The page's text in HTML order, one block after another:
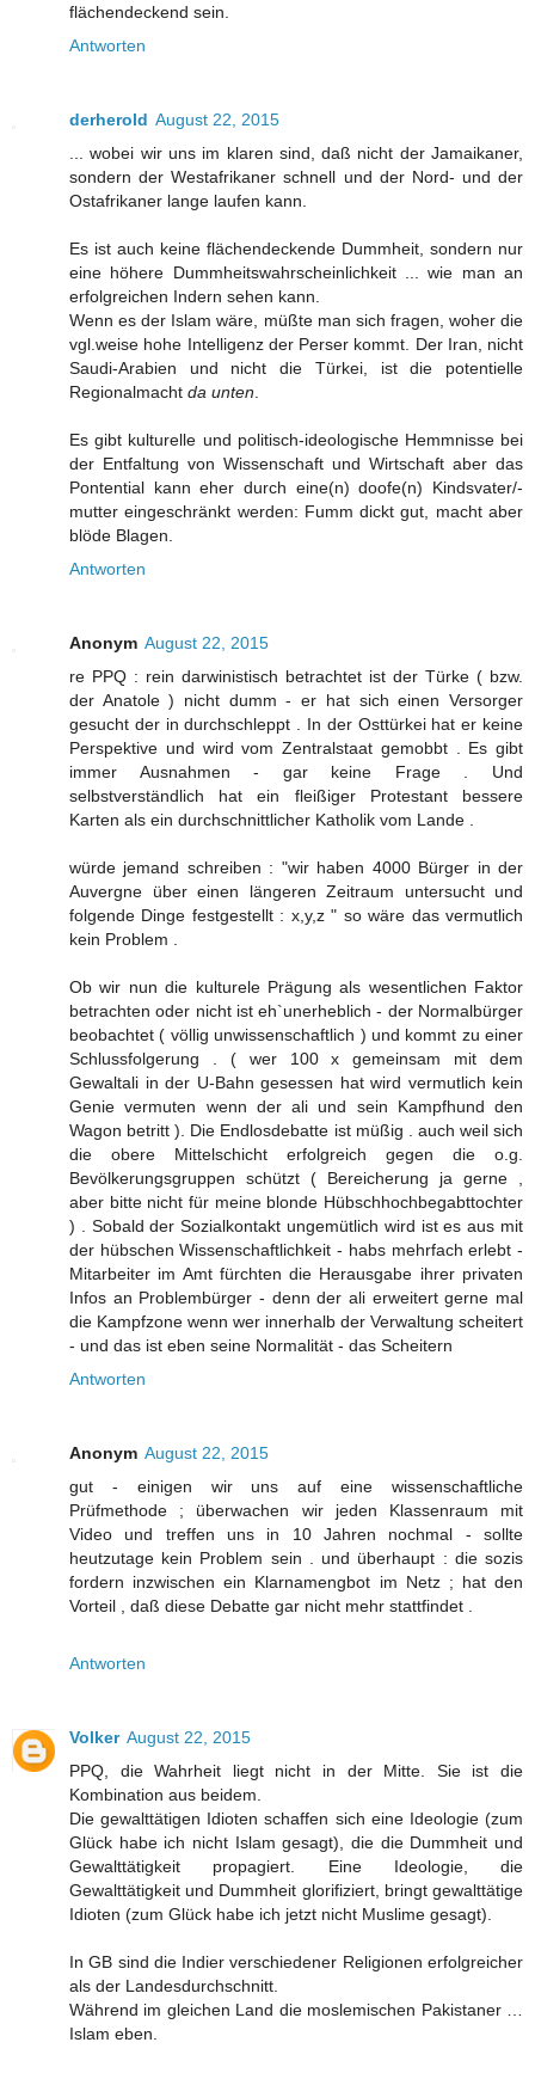
flächendeckend sein.
Antworten
derherold August 22, 2015
... wobei wir uns im klaren sind, daß nicht der Jamaikaner,
sondern der Westafrikaner schnell und der Nord- und der
Ostafrikaner lange laufen kann.
Es ist auch keine flächendeckende Dummheit, sondern nur
eine höhere Dummheitswahrscheinlichkeit ... wie man an
erfolgreichen Indern sehen kann.
Wenn es der Islam wäre, müßte man sich fragen, woher die
vgl.weise hohe Intelligenz der Perser kommt. Der Iran, nicht
Saudi-Arabien und nicht die Türkei, ist die potentielle
Regionalmacht da unten.
Es gibt kulturelle und politisch-ideologische Hemmnisse bei
der Entfaltung von Wissenschaft und Wirtschaft aber das
Pontential kann eher durch eine(n) doofe(n) Kindsvater/-
mutter eingeschränkt werden: Fumm dickt gut, macht aber
blöde Blagen.
Antworten
Anonym August 22, 2015
re PPQ : rein darwinistisch betrachtet ist der Türke ( bzw.
der Anatole ) nicht dumm - er hat sich einen Versorger
gesucht der in durchschleppt . In der Osttürkei hat er keine
Perspektive und wird vom Zentralstaat gemobbt . Es gibt
immer Ausnahmen - gar keine Frage . Und
selbstverständlich hat ein fleißiger Protestant bessere
Karten als ein durchschnittlicher Katholik vom Lande .
würde jemand schreiben : "wir haben 4000 Bürger in der
Auvergne über einen längeren Zeitraum untersucht und
folgende Dinge festgestellt : x,y,z " so wäre das vermutlich
kein Problem .
Ob wir nun die kulturele Prägung als wesentlichen Faktor
betrachten oder nicht ist eh`unerheblich - der Normalbürger
beobachtet ( völlig unwissenschaftlich ) und kommt zu einer
Schlussfolgerung . ( wer 100 x gemeinsam mit dem
Gewaltali in der U-Bahn gesessen hat wird vermutlich kein
Genie vermuten wenn der ali und sein Kampfhund den
Wagon betritt ). Die Endlosdebatte ist müßig . auch weil sich
die obere Mittelschicht erfolgreich gegen die o.g.
Bevölkerungsgruppen schützt ( Bereicherung ja gerne ,
aber bitte nicht für meine blonde Hübschhochbegabttochter
) . Sobald der Sozialkontakt ungemütlich wird ist es aus mit
der hübschen Wissenschaftlichkeit - habs mehrfach erlebt -
Mitarbeiter im Amt fürchten die Herausgabe ihrer privaten
Infos an Problembürger - denn der ali erweitert gerne mal
die Kampfzone wenn wer innerhalb der Verwaltung scheitert
- und das ist eben seine Normalität - das Scheitern
Antworten
Anonym August 22, 2015
gut - einigen wir uns auf eine wissenschaftliche
Prüfmethode ; überwachen wir jeden Klassenraum mit
Video und treffen uns in 10 Jahren nochmal - sollte
heutzutage kein Problem sein . und überhaupt : die sozis
fordern inzwischen ein Klarnamengbot im Netz ; hat den
Vorteil , daß diese Debatte gar nicht mehr stattfindet .
Antworten
Volker August 22, 2015
PPQ, die Wahrheit liegt nicht in der Mitte. Sie ist die
Kombination aus beidem.
Die gewalttätigen Idioten schaffen sich eine Ideologie (zum
Glück habe ich nicht Islam gesagt), die die Dummheit und
Gewalttätigkeit propagiert. Eine Ideologie, die
Gewalttätigkeit und Dummheit glorifiziert, bringt gewalttätige
Idioten (zum Glück habe ich jetzt nicht Muslime gesagt).
In GB sind die Indier verschiedener Religionen erfolgreicher
als der Landesdurchschnitt.
Während im gleichen Land die moslemischen Pakistaner …
Islam eben.